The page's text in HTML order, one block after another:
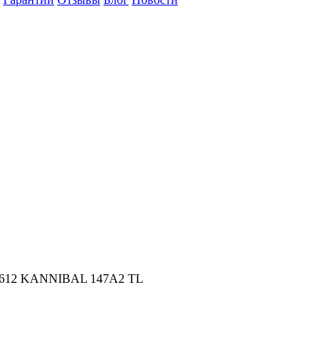
KANNIBAL 147A2 TL